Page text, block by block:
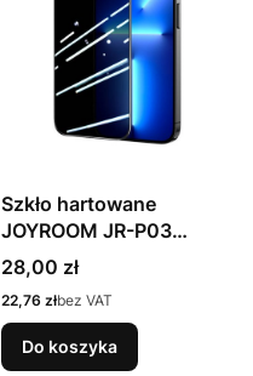
Szkło hartowane
JOYROOM JR-P03
prywatyzujące iPhone 14
Plus
Cena
28,00 zł
Cena
22,76 złbez VAT
Do koszyka